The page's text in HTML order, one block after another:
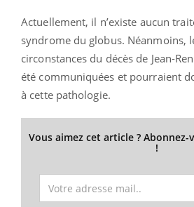
Actuellement, il n’existe aucun
syndrome du globus. Néanmoins,
circonstances du décès de Jean-
été communiquées et pourraient
à cette pathologie.
Vous aimez cet article ?
!